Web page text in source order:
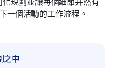
一個活動的工作流程。
之中